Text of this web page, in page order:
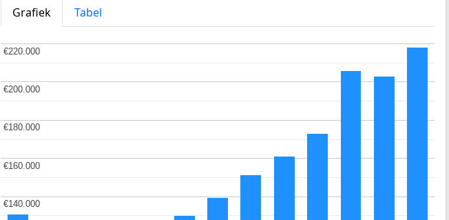
Grafiek
Tabel
€140.000
€140.000
€160.000
€160.000
€180.000
€180.000
€200.000
€200.000
€220.000
€220.000